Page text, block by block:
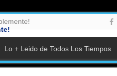
Lo + Leido de Todos Los Tiempos